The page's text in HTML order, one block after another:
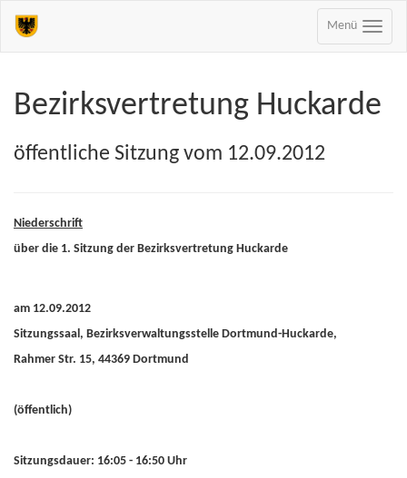
Menü
Bezirksvertretung Huckarde
öffentliche Sitzung vom 12.09.2012
Niederschrift
über die 1. Sitzung der Bezirksvertretung Huckarde
am 12.09.2012
Sitzungssaal, Bezirksverwaltungsstelle Dortmund-Huckarde,
Rahmer Str. 15, 44369 Dortmund
(öffentlich)
Sitzungsdauer: 16:05 - 16:50 Uhr